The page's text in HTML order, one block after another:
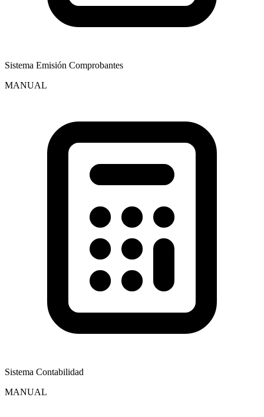
Sistema Emisión Comprobantes
MANUAL
Sistema Contabilidad
MANUAL